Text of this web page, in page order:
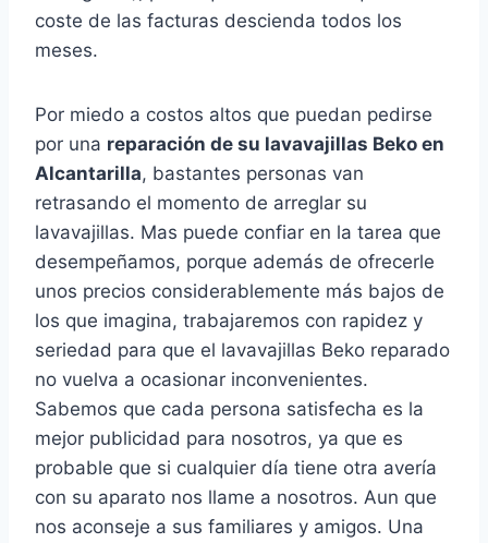
coste de las facturas descienda todos los
meses.
Por miedo a costos altos que puedan pedirse
por una reparación de su lavavajillas Beko en
Alcantarilla, bastantes personas van
retrasando el momento de arreglar su
lavavajillas. Mas puede confiar en la tarea que
desempeñamos, porque además de ofrecerle
unos precios considerablemente más bajos de
los que imagina, trabajaremos con rapidez y
seriedad para que el lavavajillas Beko reparado
no vuelva a ocasionar inconvenientes.
Sabemos que cada persona satisfecha es la
mejor publicidad para nosotros, ya que es
probable que si cualquier día tiene otra avería
con su aparato nos llame a nosotros. Aun que
nos aconseje a sus familiares y amigos. Una